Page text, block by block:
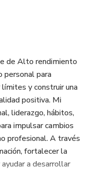
de Alto rendimiento
personal para
límites y construir una
positiva. Mi
liderazgo, hábitos,
impulsar cambios
profesional. A través
fortalecer la
a desarrollar